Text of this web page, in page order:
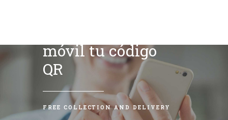
móvil tu código
QR
FREE COLLECTION AND DELIVERY